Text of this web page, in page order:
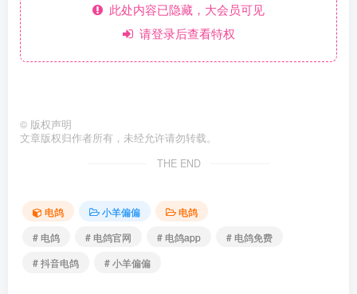
此处内容已隐藏，大会员可见
请登录后查看特权
© 版权声明
文章版权归作者所有，未经允许请勿转载。
THE END
电鸽 小羊偏偏
电鸽
# 电鸽
# 电鸽官网 # 电鸽app
# 电鸽免费
# 抖音电鸽
# 小羊偏偏